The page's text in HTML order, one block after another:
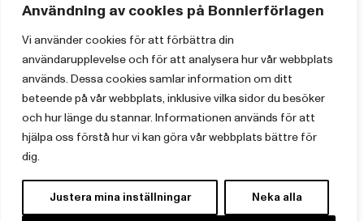
Användning av cookies på Bonnierförlagen
Vi använder cookies för att förbättra din
användarupplevelse och för att analysera hur vår webbplats
används. Dessa cookies samlar information om ditt
beteende på vår webbplats, inklusive vilka sidor du besöker
och hur länge du stannar. Informationen används för att
hjälpa oss förstå hur vi kan göra vår webbplats bättre för
dig.
Justera mina inställningar Neka alla